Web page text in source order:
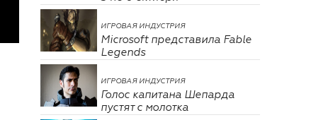
ИГРОВАЯ ИНДУСТРИЯ
Microsoft представила Fable
Legends
ИГРОВАЯ ИНДУСТРИЯ
Голос капитана Шепарда
пустят с молотка